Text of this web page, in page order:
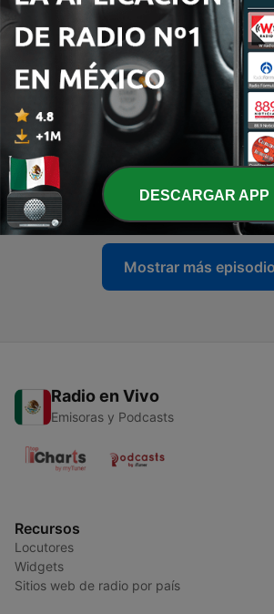
22 jul. 2025
- Episodio 118 | Renovando nuestro
30 jun. 2025
117 - Episodio 116 | Ninguno puede
Señores
24 jun. 2025
116 - Episodio 116 | La Esperanza,
16 jun. 2025
Mostrar más
Radio en Vivo
Emisoras y Podcasts
Recursos
Locutores
Widgets
Sitios web de radio por país
DESCARGAR APP